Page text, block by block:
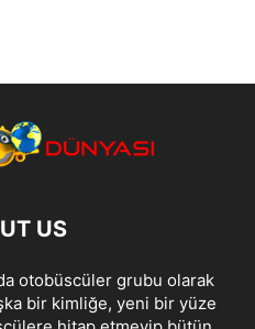
US
otobüscüler grubu olarak
bir kimliğe, yeni bir yüze